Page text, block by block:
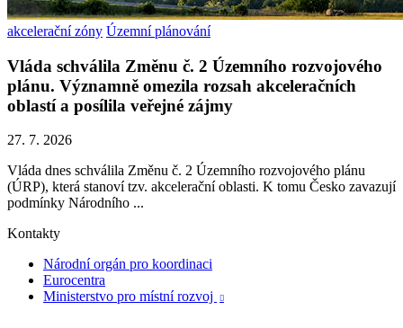
akcelerační zóny Územní plánování
Vláda schválila Změnu č. 2 Územního rozvojového
plánu. Významně omezila rozsah akceleračních
oblastí a posílila veřejné zájmy
27. 7. 2026
Vláda dnes schválila Změnu č. 2 Územního rozvojového plánu
(ÚRP), která stanoví tzv. akcelerační oblasti. K tomu Česko zavazují
podmínky Národního ...
Kontakty
Národní orgán pro koordinaci
Eurocentra
Ministerstvo pro místní rozvoj
